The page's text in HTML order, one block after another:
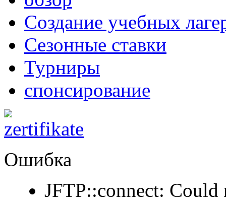
Создание учебных
Сезонные ставки
Турниры
спонсирование
Ошибка
JFTP::connect: